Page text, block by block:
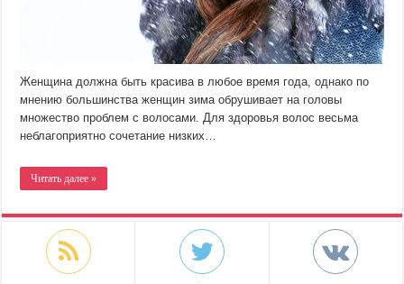
Женщина должна быть красива в любое время года, однако по
мнению большинства женщин зима обрушивает на головы
множество проблем с волосами. Для здоровья волос весьма
неблагоприятно сочетание низких…
Читать далее »